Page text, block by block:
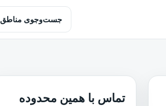
جست‌وجوی مناطق
تماس با همین محدوده